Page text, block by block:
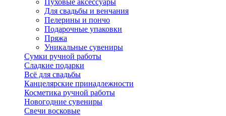
Пуховые аксессуары
Для свадьбы и венчания
Пелерины и пончо
Подарочные упаковки
Пряжа
Уникальные сувениры
Сумки ручной работы
Сладкие подарки
Всё для свадьбы
Канцелярские принадлежности
Косметика ручной работы
Новогодние сувениры
Свечи восковые